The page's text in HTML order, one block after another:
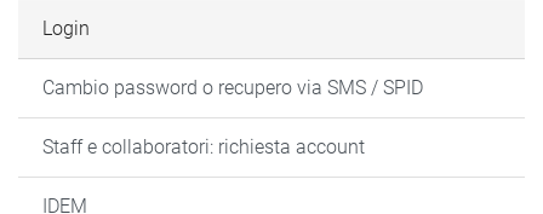
Login
Cambio password o recupero via SMS / SPID
Staff e collaboratori: richiesta account
IDEM